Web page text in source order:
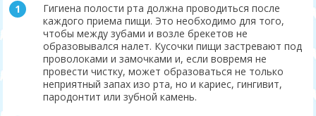
Гигиена полости рта должна проводиться после
каждого приема пищи. Это необходимо для того,
чтобы между зубами и возле брекетов не
образовывался налет. Кусочки пищи застревают под
проволоками и замочками и, если вовремя не
провести чистку, может образоваться не только
неприятный запах изо рта, но и кариес, гингивит,
пародонтит или зубной камень.